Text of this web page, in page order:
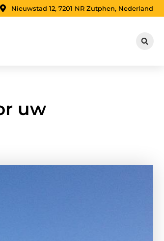
Nieuwstad 12, 7201 NR Zutphen, Nederland
uw